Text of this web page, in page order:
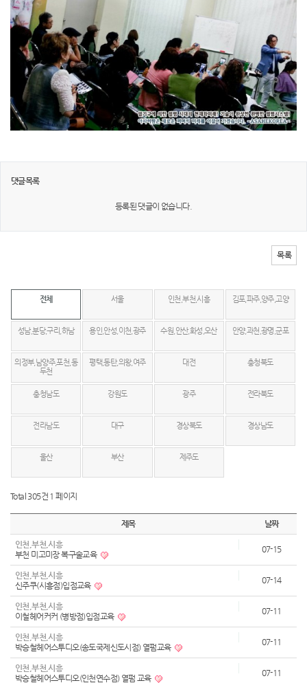
댓글목록
등록된 댓글이 없습니다.
목록
전체 서울 인천,부천,시흥 김포,파주,양주,고양
성남,분당,구리,하남 용인,안성,이천,광주 수원,안산,화성,오산 안양,과천,광명,군포
의정부,남양주,포천,동
두천
평택,동탄,의왕,여주 대전 충청북도
충청남도 강원도 광주 전라북도
전라남도 대구 경상북도 경상남도
울산 부산 제주도
Total 305건 1 페이지
제목 날짜
인천,부천,시흥
부천 미고미장 복구술교육
07-15
인천,부천,시흥
신주쿠(시흥점)입점교육
07-14
인천,부천,시흥
이철헤어커커 (병방점)입점교육
07-11
인천,부천,시흥
박승철헤어스투디오(송도국제신도시점) 열펌교육
07-11
인천,부천,시흥
박승철헤어스투디오(인천연수점) 열펌 교육
07-11